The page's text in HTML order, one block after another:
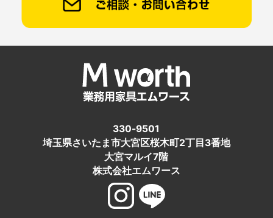
330-9501
埼玉県さいたま市大宮区桜木町2丁目3番地
大宮マルイ7階
株式会社エムワース